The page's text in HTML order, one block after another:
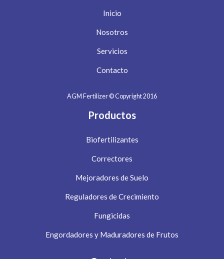
Inicio
Nosotros
Servicios
Contacto
AGM Fertilizer © Copyright 2016
Productos
Biofertilizantes
Correctores
Mejoradores de Suelo
Reguladores de Crecimiento
Fungicidas
Engordadores y Maduradores de Frutos